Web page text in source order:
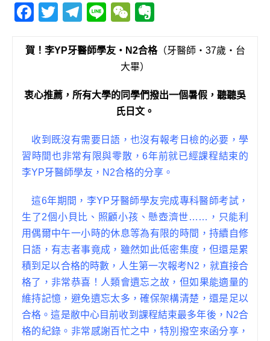
F
c
b
o
o
k
T
it
r
T
e
ra
m
Li
e
W
C
h
at
e
n
o
te
賀！李YP牙醫師學友‧N2合格（牙醫師‧37歲‧台
大畢）
衷心推薦，所有大學的同學們撥出一個暑假，聽聽吳
氏日文。
收到既沒有需要日語，也沒有報考日檢的必要，學
習時間也非常有限與零散，6年前就已經課程結束的
李YP牙醫師學友，N2合格的分享。
這6年期間，李YP牙醫師學友完成專科醫師考試，
生了2個小貝比、照顧小孩、懸壺濟世……，只能利
用偶爾中午一小時的休息等為有限的時間，持續自修
日語，有志者事竟成，雖然如此低密集度，但還是累
積到足以合格的時數，人生第一次報考N2，就直接合
格了，非常恭喜！人類會遺忘之故，但如果能適量的
維持記憶，避免遺忘太多，確保架構清楚，還是足以
合格。這是敝中心目前收到課程結束最多年後，N2合
格的紀錄。非常感謝百忙之中，特別撥空來函分享，